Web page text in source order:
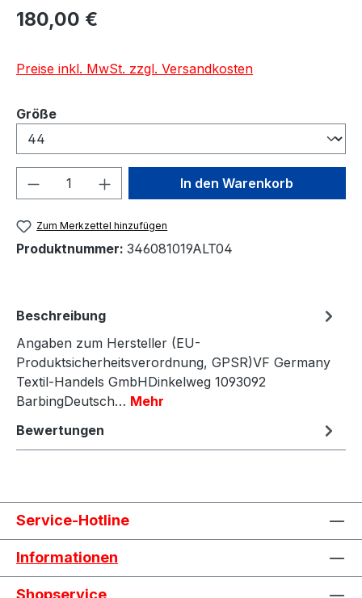
Regulärer Preis:
180,00 €
Preise inkl. MwSt. zzgl. Versandkosten
Größeauswählen
Produkt Anzahl: Gib denIn den Warenkorb
Zum Merkzettel hinzufügen
Produktnummer: 346081019ALT04
Beschreibung
Angaben zum Hersteller (EU-
Produktsicherheitsverordnung, GPSR)VF Germany
Textil-Handels GmbHDinkelweg 1093092
BarbingDeutsch… Mehr
Bewertungen
Service-Hotline
Informationen
Shopservice